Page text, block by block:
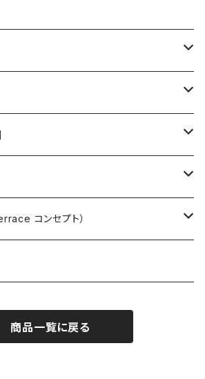
オール/サロペット/ロンパース）
仕入国など）でさがす
コンセプト）
商品一覧に戻る